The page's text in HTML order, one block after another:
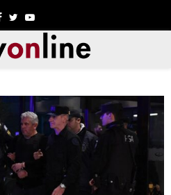
Facebook
TwitterYoutube